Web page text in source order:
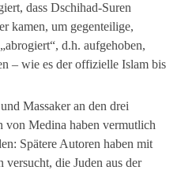
dass Dschihad-Suren
kamen, um gegenteilige,
d.h. aufgehoben,
– wie es der offizielle Islam bis
Massaker an den drei
von Medina haben vermutlich
Spätere Autoren haben mit
versucht, die Juden aus der